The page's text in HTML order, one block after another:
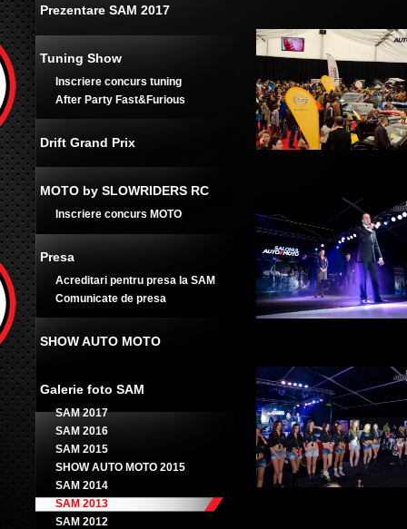
Prezentare SAM 2017
Tuning Show
Inscriere concurs tuning
After Party Fast&Furious
Drift Grand Prix
MOTO by SLOWRIDERS RC
Inscriere concurs MOTO
Presa
Acreditari pentru presa la SAM
Comunicate de presa
SHOW AUTO MOTO
Galerie foto SAM
SAM 2017
SAM 2016
SAM 2015
SHOW AUTO MOTO 2015
SAM 2014
SAM 2013
SAM 2012